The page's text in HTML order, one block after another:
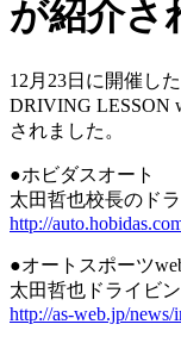
が紹介さ
12月23日に開催し
DRIVING LESSON
されました。
●ホビダスオート
太田哲也校長のド
http://
●オートスポーツ
太田哲也ドライビ
http://as-web.jp/